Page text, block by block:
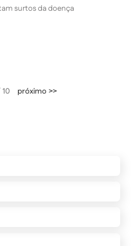
surtos da doença
próximo >>